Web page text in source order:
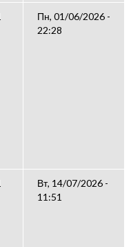
Пн, 01/06/2026 -
22:28
Вт, 14/07/2026 -
11:51